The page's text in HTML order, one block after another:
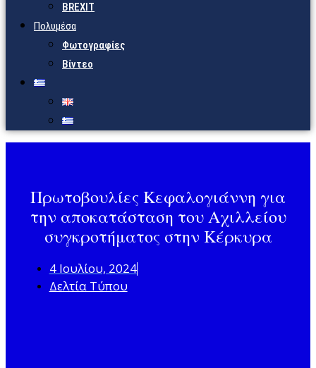
BREXIT
Πολυμέσα
Φωτογραφίες
Βίντεο
Πρωτοβουλίες Κεφαλογιάννη για
την αποκατάσταση του Αχιλλείου
συγκροτήματος στην Κέρκυρα
4 Ιουλίου, 2024
Δελτία Τύπου